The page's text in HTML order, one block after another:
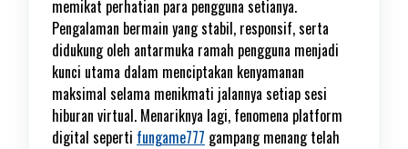
memikat perhatian para pengguna setianya.
Pengalaman bermain yang stabil, responsif, serta
didukung oleh antarmuka ramah pengguna menjadi
kunci utama dalam menciptakan kenyamanan
maksimal selama menikmati jalannya setiap sesi
hiburan virtual. Menariknya lagi, fenomena platform
digital seperti fungame777 gampang menang telah